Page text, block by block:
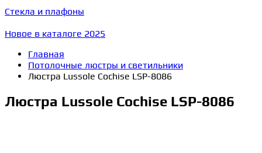
Стекла и плафоны
Новое в каталоге 2025
Главная
Потолочные люстры и светильники
Люстра Lussole Cochise LSP-8086
Люстра Lussole Cochise LSP-8086